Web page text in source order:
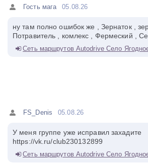
Гость мага 05.08.26
ну там полно ошибок же , Зернаток ,
Потравитель , комлекс , Фермеский ,
Сеть маршрутов Autodrive Село
FS_Denis 05.08.26
У меня группе уже исправил захадите
https://vk.ru/club230132899
Сеть маршрутов Autodrive Село